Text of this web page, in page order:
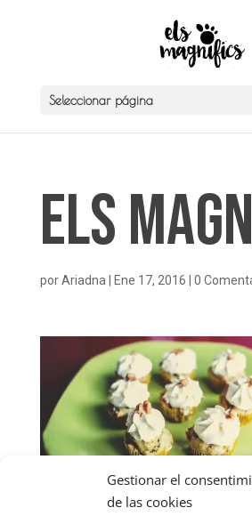
Gestionar el
de las cookies
Seleccionar página
Els
porAriadna Ene 17, 2016 0